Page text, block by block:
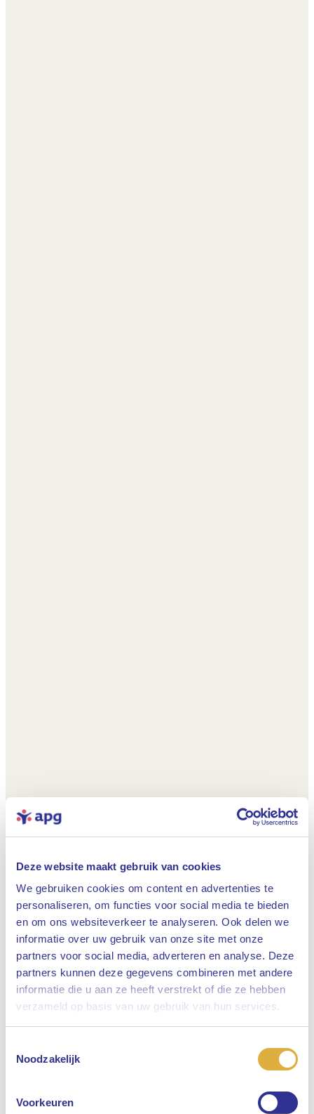
Deze website maakt gebruik van cookies
We gebruiken cookies om content en advertenties te
personaliseren, om functies voor social media te bieden
en om ons websiteverkeer te analyseren. Ook delen we
informatie over uw gebruik van onze site met onze
partners voor social media, adverteren en analyse. Deze
partners kunnen deze gegevens combineren met andere
informatie die u aan ze heeft verstrekt of die ze hebben
verzameld op basis van uw gebruik van hun services.
Noodzakelijk
Voorkeuren
Sluiten